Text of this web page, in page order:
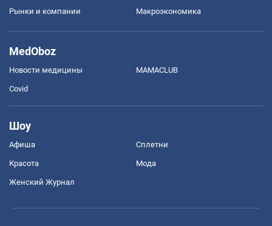
Рынки и компании Mакроэкономика
MedOboz
Новости медицины MAMACLUB
Covid
Шоу
Афиша Сплетни
Красота Мода
Женский Журнал